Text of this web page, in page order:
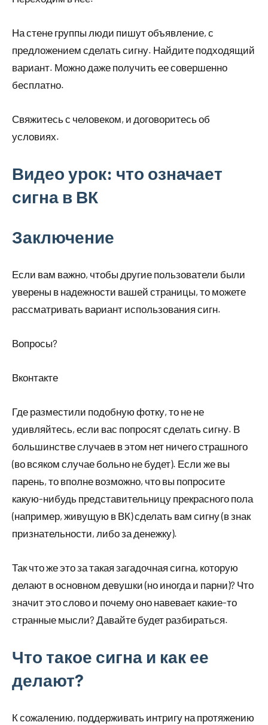
На стене группы люди пишут объявление, с
предложением сделать сигну. Найдите подходящий
вариант. Можно даже получить ее совершенно
бесплатно.
Свяжитесь с человеком, и договоритесь об
условиях.
Видео урок: что означает
сигна в ВК
Заключение
Если вам важно, чтобы другие пользователи были
уверены в надежности вашей страницы, то можете
рассматривать вариант использования сигн.
Вопросы?
Вконтакте
Где разместили подобную фотку, то не не
удивляйтесь, если вас попросят сделать сигну. В
большинстве случаев в этом нет ничего страшного
(во всяком случае больно не будет). Если же вы
парень, то вполне возможно, что вы попросите
какую-нибудь представительницу прекрасного пола
(например, живущую в ВК) сделать вам сигну (в знак
признательности, либо за денежку).
Так что же это за такая загадочная сигна, которую
делают в основном девушки (но иногда и парни)? Что
значит это слово и почему оно навевает какие-то
странные мысли? Давайте будет разбираться.
Что такое сигна и как ее
делают?
К сожалению, поддерживать интригу на протяжению